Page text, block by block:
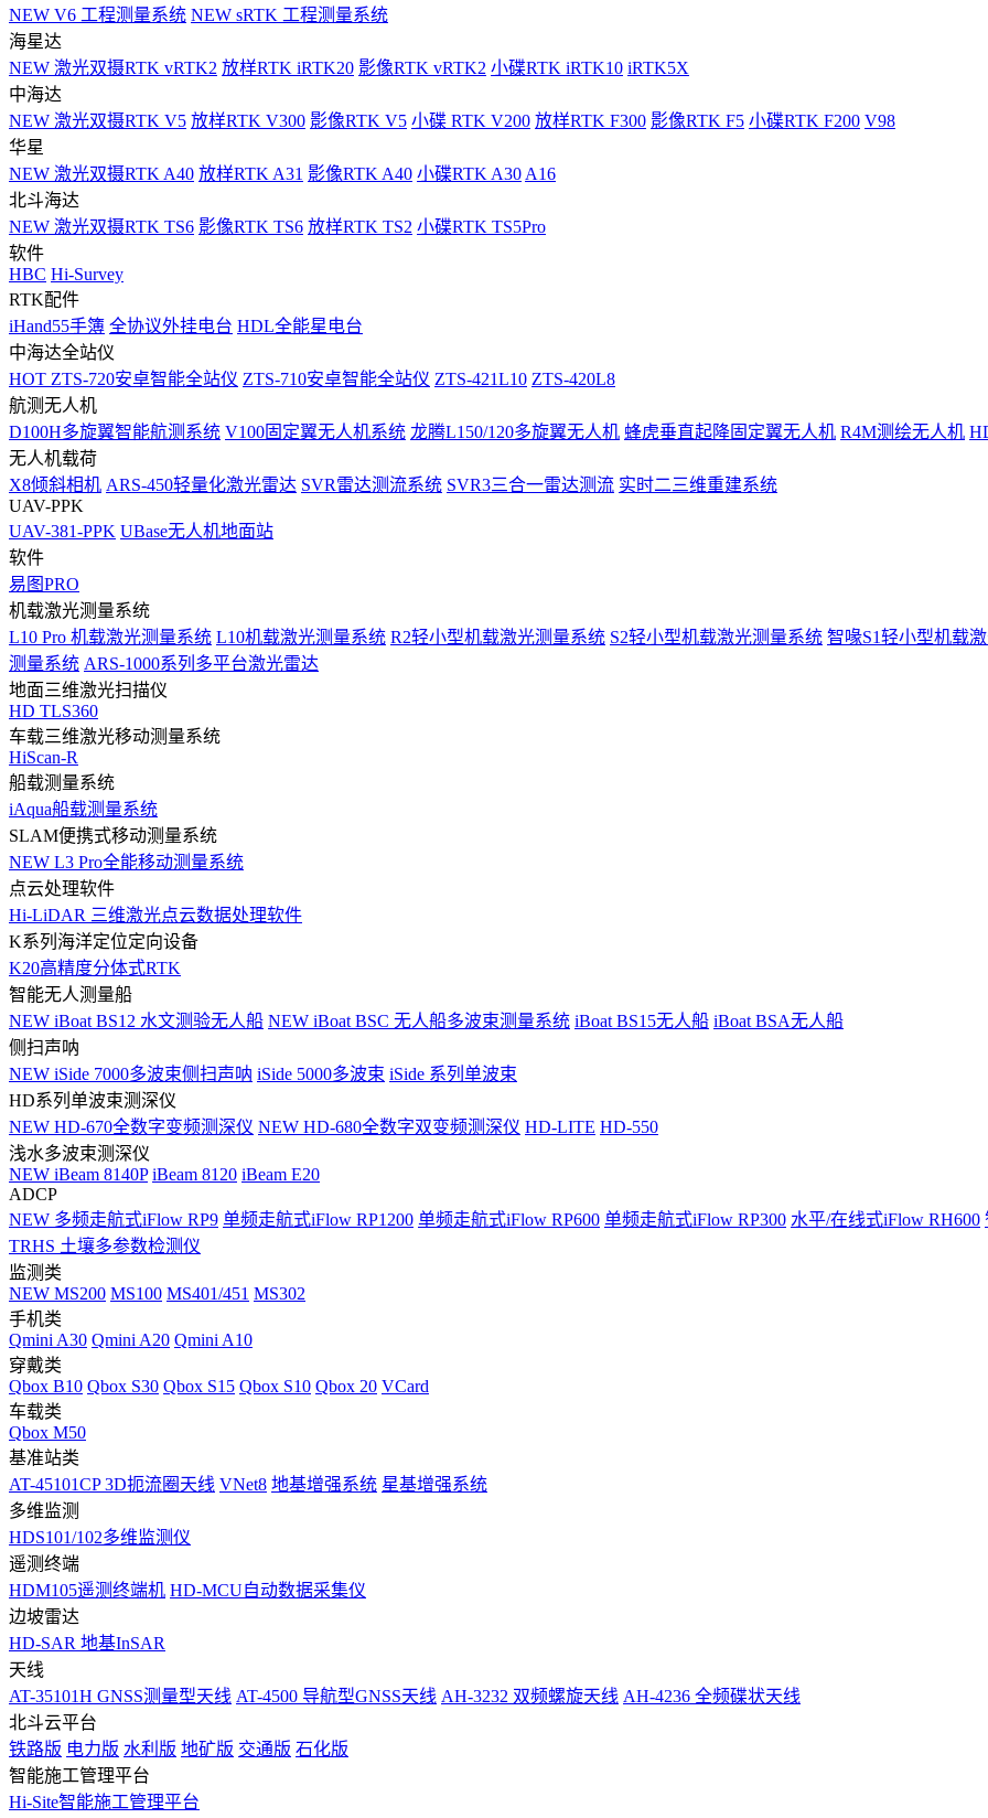
NEW V6 工程测量系统 NEW sRTK 工程测量系统
海星达
NEW 激光双摄RTK vRTK2 放样RTK iRTK20 影像RTK vRTK2 小碟RTK iRTK10 iRTK5X
中海达
NEW 激光双摄RTK V5 放样RTK V300 影像RTK V5 小碟 RTK V200 放样RTK F300 影像RTK F5 小碟RTK F200 V98
华星
NEW 激光双摄RTK A40 放样RTK A31 影像RTK A40 小碟RTK A30 A16
北斗海达
NEW 激光双摄RTK TS6 影像RTK TS6 放样RTK TS2 小碟RTK TS5Pro
软件
HBC Hi-Survey
RTK配件
iHand55手簿 全协议外挂电台 HDL全能星电台
中海达全站仪
HOT ZTS-720安卓智能全站仪 ZTS-710安卓智能全站仪 ZTS-421L10 ZTS-420L8
航测无人机
D100H多旋翼智能航测系统 V100固定翼无人机系统 龙腾L150/120多旋翼无人机 蜂虎垂直起降固定翼无人机 R4M测绘无人机
无人机载荷
X8倾斜相机 ARS-450轻量化激光雷达 SVR雷达测流系统 SVR3三合一雷达测流 实时二三维重建系统
UAV-PPK
UAV-381-PPK UBase无人机地面站
软件
易图PRO
机载激光测量系统
L10 Pro 机载激光测量系统 L10机载激光测量系统 R2轻小型机载激光测量系统 S2轻小型机载激光测量系统 智喙S1轻小型机载
测量系统 ARS-1000系列多平台激光雷达
地面三维激光扫描仪
HD TLS360
车载三维激光移动测量系统
HiScan-R
船载测量系统
iAqua船载测量系统
SLAM便携式移动测量系统
NEW L3 Pro全能移动测量系统
点云处理软件
Hi-LiDAR 三维激光点云数据处理软件
K系列海洋定位定向设备
K20高精度分体式RTK
智能无人测量船
NEW iBoat BS12 水文测验无人船 NEW iBoat BSC 无人船多波束测量系统 iBoat BS15无人船 iBoat BSA无人船
侧扫声呐
NEW iSide 7000多波束侧扫声呐 iSide 5000多波束 iSide 系列单波束
HD系列单波束测深仪
NEW HD-670全数字变频测深仪 NEW HD-680全数字双变频测深仪 HD-LITE HD-550
浅水多波束测深仪
NEW iBeam 8140P iBeam 8120 iBeam E20
ADCP
NEW 多频走航式iFlow RP9 单频走航式iFlow RP1200 单频走航式iFlow RP600 单频走航式iFlow RP300 水平/在线式iFlow RH600
TRHS 土壤多参数检测仪
监测类
NEW MS200 MS100 MS401/451 MS302
手机类
Qmini A30 Qmini A20 Qmini A10
穿戴类
Qbox B10 Qbox S30 Qbox S15 Qbox S10 Qbox 20 VCard
车载类
Qbox M50
基准站类
AT-45101CP 3D扼流圈天线 VNet8 地基增强系统 星基增强系统
多维监测
HDS101/102多维监测仪
遥测终端
HDM105遥测终端机 HD-MCU自动数据采集仪
边坡雷达
HD-SAR 地基InSAR
天线
AT-35101H GNSS测量型天线 AT-4500 导航型GNSS天线 AH-3232 双频螺旋天线 AH-4236 全频碟状天线
北斗云平台
铁路版 电力版 水利版 地矿版 交通版 石化版
智能施工管理平台
Hi-Site智能施工管理平台